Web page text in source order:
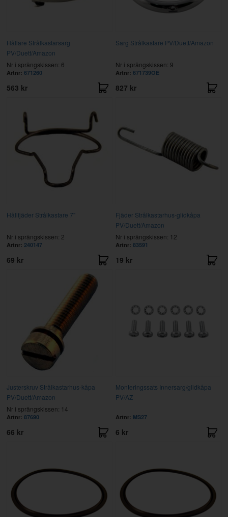
Hållare Strålkastarsarg
PV/Duett/Amazon
Nr i sprängskissen: 6
Artnr: 671260
563 kr
Sarg Strålkastare PV/Duett/Amazon
Nr i sprängskissen: 9
Artnr: 671739OE
827 kr
Hållfjäder Strålkastare 7"
Nr i sprängskissen: 2
Artnr: 240147
69 kr
Fjäder Strålkastarhus-glidkåpa
PV/Duett/Amazon
Nr i sprängskissen: 12
Artnr: 83591
19 kr
Justerskruv Strålkastarhus-kåpa
PV/Duett/Amazon
Nr i sprängskissen: 14
Artnr: 87690
66 kr
Monteringssats Innersarg/glidkåpa
PV/AZ
Artnr: MS27
6 kr